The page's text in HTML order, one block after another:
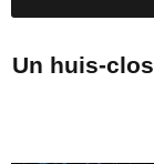
Un huis-